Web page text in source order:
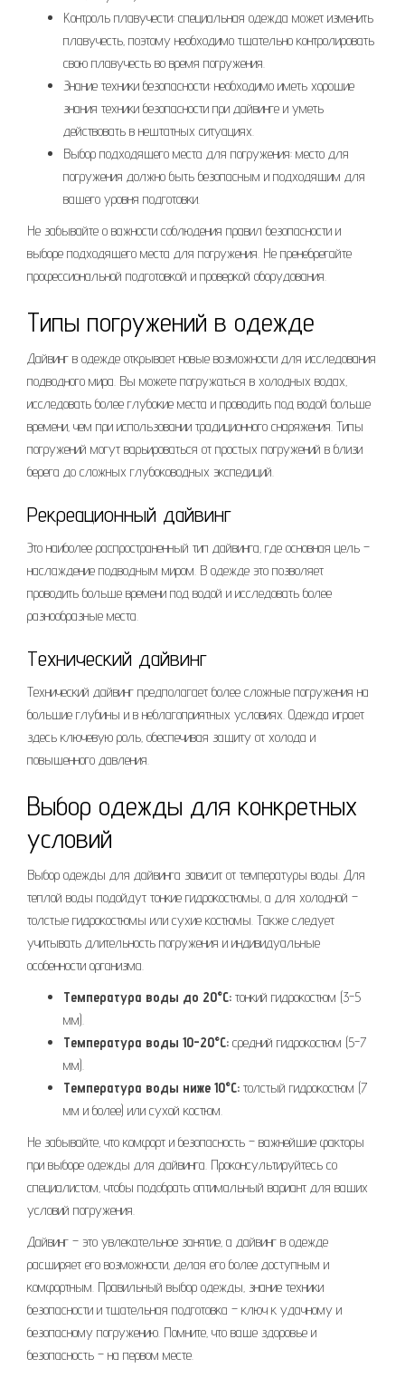
Контроль плавучести: специальная одежда может изменить
плавучесть‚ поэтому необходимо тщательно контролировать
свою плавучесть во время погружения.
Знание техники безопасности: необходимо иметь хорошие
знания техники безопасности при дайвинге и уметь
действовать в нештатных ситуациях.
Выбор подходящего места для погружения: место для
погружения должно быть безопасным и подходящим для
вашего уровня подготовки.
Не забывайте о важности соблюдения правил безопасности и
выборе подходящего места для погружения. Не пренебрегайте
профессиональной подготовкой и проверкой оборудования.
Типы погружений в одежде
Дайвинг в одежде открывает новые возможности для исследования
подводного мира. Вы можете погружаться в холодных водах‚
исследовать более глубокие места и проводить под водой больше
времени‚ чем при использовании традиционного снаряжения. Типы
погружений могут варьироваться от простых погружений в близи
берега до сложных глубоководных экспедиций.
Рекреационный дайвинг
Это наиболее распространенный тип дайвинга‚ где основная цель –
наслаждение подводным миром. В одежде это позволяет
проводить больше времени под водой и исследовать более
разнообразные места.
Технический дайвинг
Технический дайвинг предполагает более сложные погружения на
большие глубины и в неблагоприятных условиях. Одежда играет
здесь ключевую роль‚ обеспечивая защиту от холода и
повышенного давления.
Выбор одежды для конкретных
условий
Выбор одежды для дайвинга зависит от температуры воды. Для
теплой воды подойдут тонкие гидрокостюмы‚ а для холодной –
толстые гидрокостюмы или сухие костюмы. Также следует
учитывать длительность погружения и индивидуальные
особенности организма.
Температура воды до 20°C: тонкий гидрокостюм (3-5
мм).
Температура воды 10-20°C: средний гидрокостюм (5-7
мм).
Температура воды ниже 10°C: толстый гидрокостюм (7
мм и более) или сухой костюм.
Не забывайте‚ что комфорт и безопасность – важнейшие факторы
при выборе одежды для дайвинга. Проконсультируйтесь со
специалистом‚ чтобы подобрать оптимальный вариант для ваших
условий погружения.
Дайвинг – это увлекательное занятие‚ а дайвинг в одежде
расширяет его возможности‚ делая его более доступным и
комфортным. Правильный выбор одежды‚ знание техники
безопасности и тщательная подготовка – ключ к удачному и
безопасному погружению. Помните‚ что ваше здоровье и
безопасность – на первом месте.